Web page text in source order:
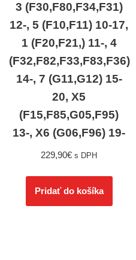
3 (F30,F80,F34,F31)
12-, 5 (F10,F11) 10-17,
1 (F20,F21,) 11-, 4
(F32,F82,F33,F83,F36)
14-, 7 (G11,G12) 15-
20, X5
(F15,F85,G05,F95)
13-, X6 (G06,F96) 19-
229,90€ s DPH
Pridať do košíka